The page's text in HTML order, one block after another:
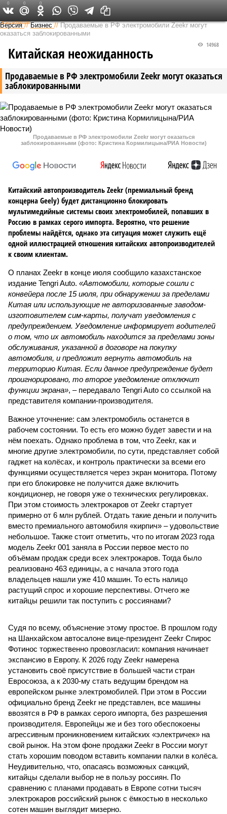
Федеральный выпуск
Версия //Бизнес //Продаваемые в РФ электромобили Zeekr могут
оказаться заблокированными
Продаваемые в РФ электромобили Zeekr могут оказаться
заблокированными
14968
Китайская неожиданность
Продаваемые в РФ электромобили Zeekr могут оказаться
заблокированными (фото: Кристина Кормилицына/РИА Новости)
Китайский автопроизводитель Zeekr (премиальный бренд
концерна Geely) будет дистанционно блокировать
мультимедийные системы своих электромобилей, попавших в
Россию в рамках серого импорта. Вероятно, что решение
проблемы найдётся, однако эта ситуация может служить ещё
одной иллюстрацией отношения китайских автопроизводителей
к своим клиентам.
О планах Zeekr в конце июля сообщило казахстанское
издание Tengri Auto. «Автомобили, которые сошли с
конвейера после 15 июля, при обнаружении за пределами
Китая или использующие не авторизованные заводом-
изготовителем сим-карты, получат уведомления с
предупреждением. Уведомление информирует водителей
о том, что их автомобиль находится за пределами зоны
обслуживания, указанной в договоре на покупку
автомобиля, и предложит вернуть автомобиль на
территорию Китая. Если данное предупреждение будет
проигнорировано, то второе уведомление отключит
функции экрана», – передавало Tengri Auto со ссылкой на
представителя компании-производителя.
Важное уточнение: сам электромобиль останется в
рабочем состоянии. То есть его можно будет завести и на
нём поехать. Однако проблема в том, что Zeekr, как и
многие другие электромобили, по сути, представляет собой
гаджет на колёсах, и контроль практически за всеми его
функциями осуществляется через экран монитора. Потому
при его блокировке не получится даже включить
кондиционер, не говоря уже о технических регулировках.
При этом стоимость электрокаров от Zeekr стартует
примерно от 6 млн рублей. Отдать такие деньги и получить
вместо премиального автомобиля «кирпич» – удовольствие
небольшое. Также стоит отметить, что по итогам 2023 года
модель Zeekr 001 заняла в России первое место по
объёмам продаж среди всех электрокаров. Тогда было
реализовано 463 единицы, а с начала этого года
владельцев нашли уже 410 машин. То есть налицо
растущий спрос и хорошие перспективы. Отчего же
китайцы решили так поступить с россиянами?
Судя по всему, объяснение этому простое. В прошлом году
на Шанхайском автосалоне вице-президент Zeekr Спирос
Фотинос торжественно провозгласил: компания начинает
экспансию в Европу. К 2026 году Zeekr намерена
установить своё присутствие в большей части стран
Евросоюза, а к 2030-му стать ведущим брендом на
европейском рынке электромобилей. При этом в России
официально бренд Zeekr не представлен, все машины
ввозятся в РФ в рамках серого импорта, без разрешения
производителя. Европейцы же и без того обеспокоены
агрессивным проникновением китайских «электричек» на
свой рынок. На этом фоне продажи Zeekr в России могут
стать хорошим поводом вставить компании палки в колёса.
Неудивительно, что, опасаясь возможных санкций,
китайцы сделали выбор не в пользу россиян. По
сравнению с планами продавать в Европе сотни тысяч
электрокаров российский рынок с ёмкостью в несколько
сотен машин выглядит мизерно.
0 0 0